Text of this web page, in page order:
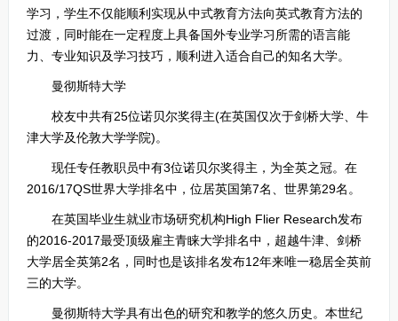
学习，学生不仅能顺利实现从中式教育方法向英式教育方法的
过渡，同时能在一定程度上具备国外专业学习所需的语言能
力、专业知识及学习技巧，顺利进入适合自己的知名大学。
曼彻斯特大学
校友中共有25位诺贝尔奖得主(在英国仅次于剑桥大学、牛
津大学及伦敦大学学院)。
现任专任教职员中有3位诺贝尔奖得主，为全英之冠。在
2016/17QS世界大学排名中，位居英国第7名、世界第29名。
在英国毕业生就业市场研究机构High Flier Research发布
的2016-2017最受顶级雇主青睐大学排名中，超越牛津、剑桥
大学居全英第2名，同时也是该排名发布12年来唯一稳居全英前
三的大学。
曼彻斯特大学具有出色的研究和教学的悠久历史。本世纪